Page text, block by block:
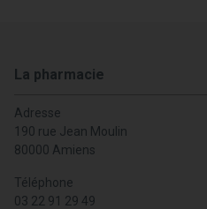
La pharmacie
Adresse
190 rue Jean Moulin
80000 Amiens
Téléphone
03 22 91 29 49